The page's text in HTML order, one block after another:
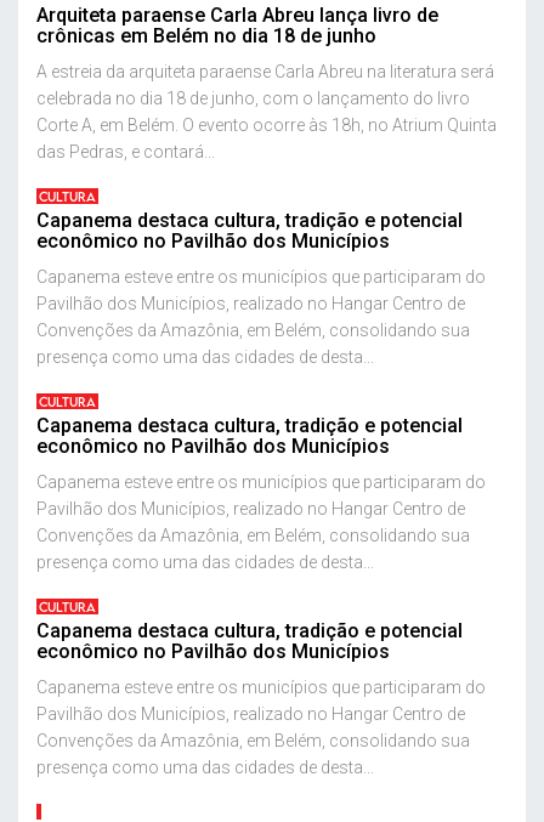
Arquiteta paraense Carla Abreu lança livro de
crônicas em Belém no dia 18 de junho
A estreia da arquiteta paraense Carla Abreu na literatura será
celebrada no dia 18 de junho, com o lançamento do livro
Corte A, em Belém. O evento ocorre às 18h, no Atrium Quinta
das Pedras, e contará...
CULTURA
Capanema destaca cultura, tradição e potencial
econômico no Pavilhão dos Municípios
Capanema esteve entre os municípios que participaram do
Pavilhão dos Municípios, realizado no Hangar Centro de
Convenções da Amazônia, em Belém, consolidando sua
presença como uma das cidades de desta...
CULTURA
Capanema destaca cultura, tradição e potencial
econômico no Pavilhão dos Municípios
Capanema esteve entre os municípios que participaram do
Pavilhão dos Municípios, realizado no Hangar Centro de
Convenções da Amazônia, em Belém, consolidando sua
presença como uma das cidades de desta...
CULTURA
Capanema destaca cultura, tradição e potencial
econômico no Pavilhão dos Municípios
Capanema esteve entre os municípios que participaram do
Pavilhão dos Municípios, realizado no Hangar Centro de
Convenções da Amazônia, em Belém, consolidando sua
presença como uma das cidades de desta...